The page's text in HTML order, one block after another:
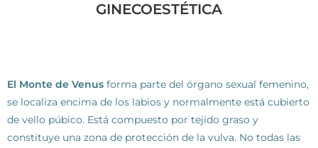
GINECOESTÉTICA
El Monte de Venus forma parte del órgano sexual femenino,
se localiza encima de los labios y normalmente está cubierto
de vello púbico. Está compuesto por tejido graso y
constituye una zona de protección de la vulva. No todas las